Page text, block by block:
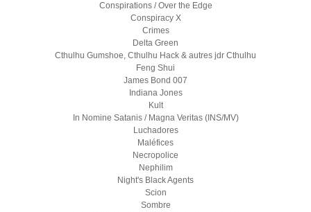
Conspirations / Over the Edge
Conspiracy X
Crimes
Delta Green
Cthulhu Gumshoe, Cthulhu Hack & autres jdr Cthulhu
Feng Shui
James Bond 007
Indiana Jones
Kult
In Nomine Satanis / Magna Veritas (INS/MV)
Luchadores
Maléfices
Necropolice
Nephilim
Night's Black Agents
Scion
Sombre